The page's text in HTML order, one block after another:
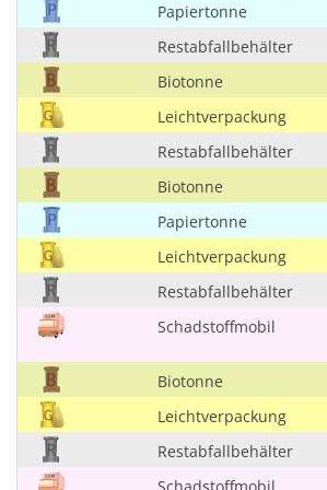
Papiertonne
Restabfallbehälter
Biotonne
Leichtverpackung
Restabfallbehälter
Biotonne
Papiertonne
Leichtverpackung
Restabfallbehälter
Schadstoffmobil
Biotonne
Leichtverpackung
Restabfallbehälter